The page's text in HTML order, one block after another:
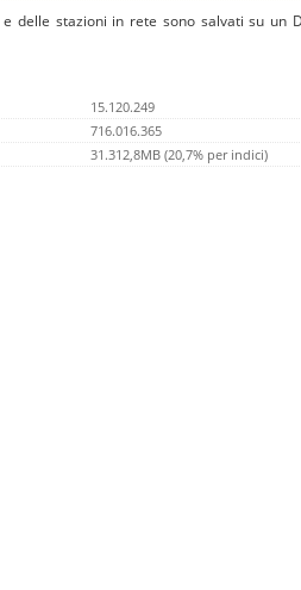
delle stazioni in rete sono salvati su un
15.120.249
716.016.365
31.312,8MB (20,7% per indici)